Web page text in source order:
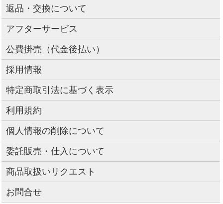
返品・交換について
アフターサービス
公費掛売（代金後払い）
採用情報
特定商取引法に基づく表示
利用規約
個人情報の削除について
委託販売・仕入について
商品取扱いリクエスト
お問合せ